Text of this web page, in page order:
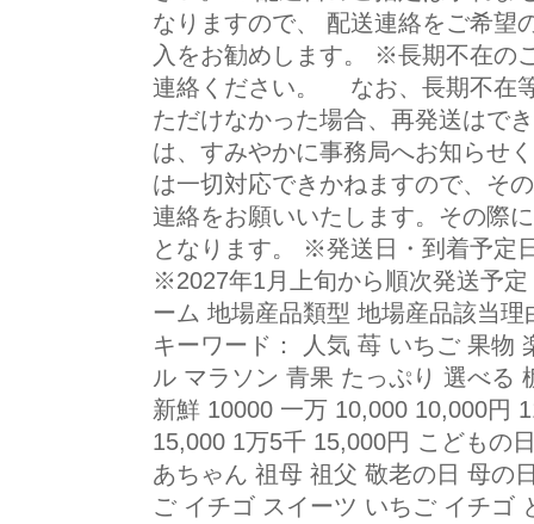
なりますので、 配送連絡をご希望
入をお勧めします。 ※長期不在の
連絡ください。 なお、長期不在
ただけなかった場合、再発送はで
は、すみやかに事務局へお知ら
は一切対応できかねますので、そ
連絡をお願いいたします。その際
となります。 ※発送日・到着予定
※2027年1月上旬から順次発送予
ーム 地場産品類型 地場産品該当
キーワード： 人気 苺 いちご 果物
ル マラソン 青果 たっぷり 選べる
新鮮 10000 一万 10,000 10,000円
15,000 1万5千 15,000円 こどもの
あちゃん 祖母 祖父 敬老の日 母の
ご イチゴ スイーツ いちご イチゴ